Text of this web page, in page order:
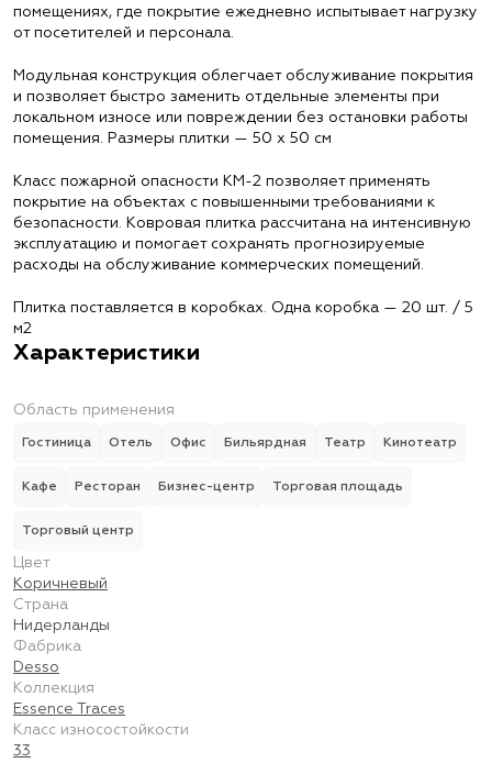
помещениях, где покрытие ежедневно испытывает нагрузку
от посетителей и персонала.
Модульная конструкция облегчает обслуживание покрытия
и позволяет быстро заменить отдельные элементы при
локальном износе или повреждении без остановки работы
помещения. Размеры плитки — 50 х 50 см
Класс пожарной опасности КМ-2 позволяет применять
покрытие на объектах с повышенными требованиями к
безопасности. Ковровая плитка рассчитана на интенсивную
эксплуатацию и помогает сохранять прогнозируемые
расходы на обслуживание коммерческих помещений.
Плитка поставляется в коробках. Одна коробка — 20 шт. / 5
м2
Характеристики
Область применения
Гостиница Отель Офис Бильярдная Театр Кинотеатр
Кафе Ресторан Бизнес-центр Торговая площадь
Торговый центр
Цвет
Коричневый
Страна
Нидерланды
Фабрика
Desso
Коллекция
Essence Traces
Класс износостойкости
33